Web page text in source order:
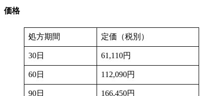
価格
処方期間 定価（税別）
30日 61,110円
60日 112,090円
90日 166,450円